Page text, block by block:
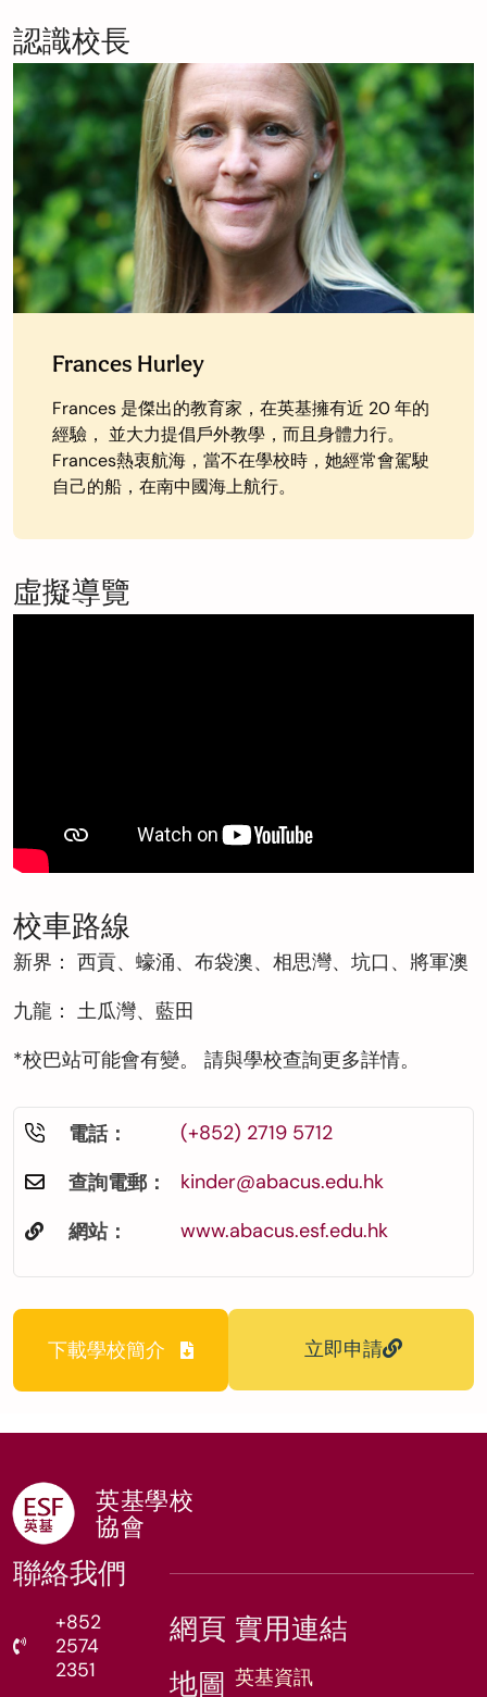
認識校長
Frances Hurley
Frances 是傑出的教育家，在英基擁有近 20 年的
經驗， 並大力提倡戶外教學，而且身體力行。
Frances熱衷航海，當不在學校時，她經常會駕駛
自己的船，在南中國海上航行。
虛擬導覽
校車路線
新界： 西貢、蠔涌、布袋澳、相思灣、坑口、將軍澳
九龍： 土瓜灣、藍田
*校巴站可能會有變。 請與學校查詢更多詳情。
電話： (+852) 2719 5712
查詢電郵： kinder@abacus.edu.hk
網站： www.abacus.esf.edu.hk
下載學校簡介 立即申請
英基學校
協會
聯絡我們
+852
2574
2351
網頁
地圖
實用連結
英基資訊